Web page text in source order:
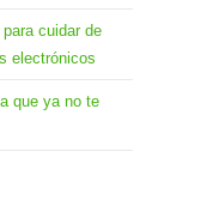
cuidar de
electrónicos
que ya no te